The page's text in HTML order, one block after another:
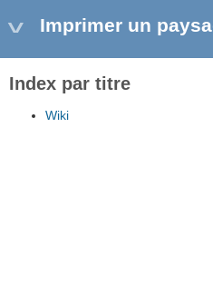
Imprimer un
Index par titre
Wiki